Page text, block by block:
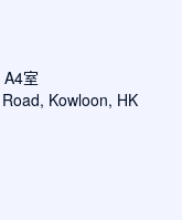
室
Kowloon, HK